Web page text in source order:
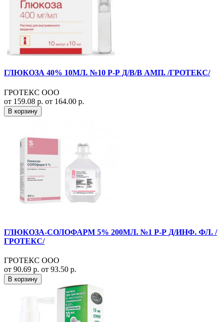
ГЛЮКОЗА 40% 10МЛ. №10 Р-Р Д/В/В АМП. /ГРОТЕКС/
ГРОТЕКС ООО
от 159.08 р. от 164.00 р.
В корзину
ГЛЮКОЗА-СОЛОФАРМ 5% 200МЛ. №1 Р-Р Д/ИНФ. ФЛ. /
ГРОТЕКС/
ГРОТЕКС ООО
от 90.69 р. от 93.50 р.
В корзину